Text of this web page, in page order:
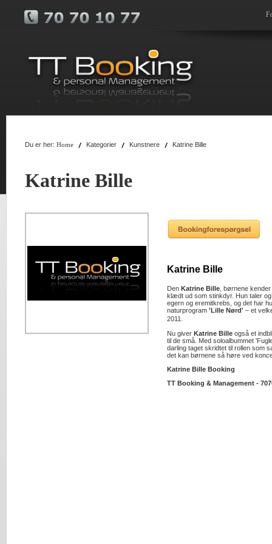
Du er her: Home Kategorier Kunstnere Katrine Bille
Katrine Bille
Katrine Bille
Den Katrine Bille , børnene
klædt ud som stinkdyr. Hun taler
egern og eremitkrebs, og det har
naturprogram 'Lille Nørd' – et
2011.
Nu giver Katrine Bille også et
til de små. Med soloalbummet
darling taget skridtet til rollen som
det kan børnene så høre ved
Katrine Bille Booking
TT Booking & Management -